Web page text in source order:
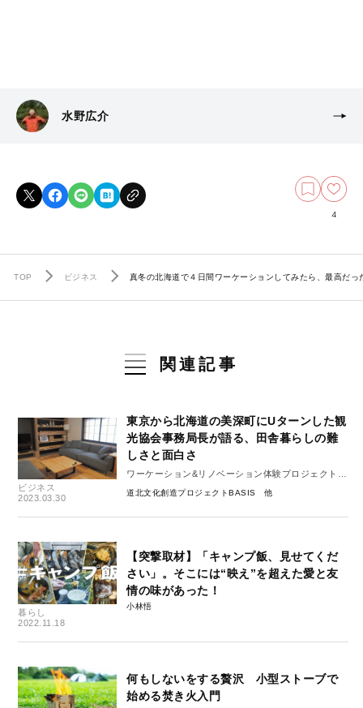
水野広介
4
TOP ビジネス 真冬の北海道で４日間ワーケーションしてみたら、最高だっ
関連記事
ビジネス
2023.03.30
東京から北海道の美深町にUターンした観
光協会事務局長が語る、田舎暮らしの難
しさと面白さ
ワーケーション&リノベーション体験プロジェクトが
目指すもの
道北文化創造プロジェクトBASIS
暮らし
2022.11.18
【突撃取材】「キャンプ飯、見せてくだ
さい」。そこには“映え”を超えた愛と友
情の味があった！
小林悟
何もしないをする贅沢 小型ストーブで
始める焚き火入門